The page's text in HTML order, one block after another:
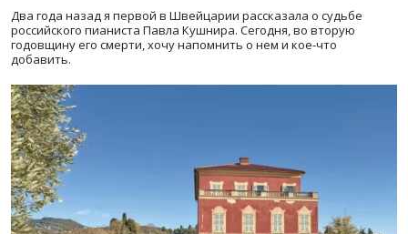
Два года назад я первой в Швейцарии рассказала о судьбе
российского пианиста Павла Кушнира. Сегодня, во вторую
годовщину его смерти, хочу напомнить о нем и кое-что
добавить.